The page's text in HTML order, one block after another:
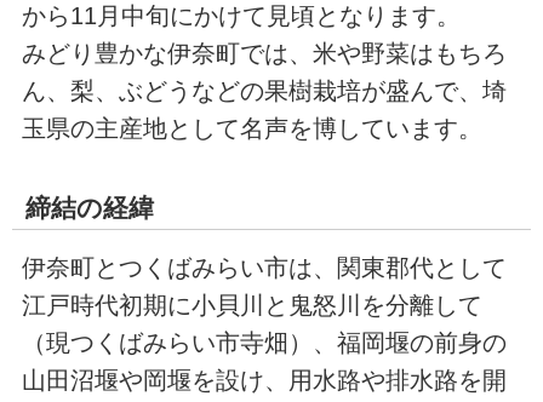
から11月中旬にかけて見頃となります。
みどり豊かな伊奈町では、米や野菜はもちろ
ん、梨、ぶどうなどの果樹栽培が盛んで、埼
玉県の主産地として名声を博しています。
締結の経緯
伊奈町とつくばみらい市は、関東郡代として
江戸時代初期に小貝川と鬼怒川を分離して
（現つくばみらい市寺畑）、福岡堰の前身の
山田沼堰や岡堰を設け、用水路や排水路を開